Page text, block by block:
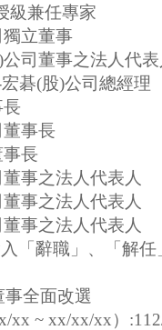
級兼任專家
立董事
司董事之法人代
碁(股)公司總經理
事長
長
事之法人代表人
事之法人代表人
事之法人代表人
「辭職」、「解
全面改選
xx ~ xx/xx/xx）